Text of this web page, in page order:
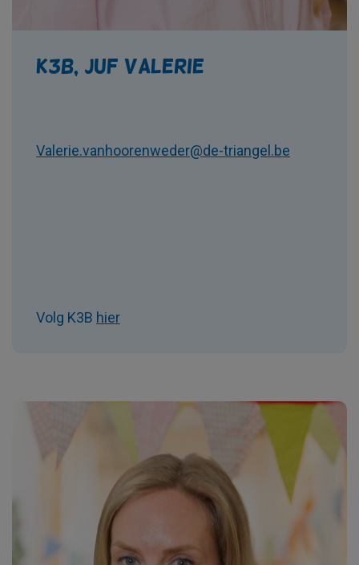
K3b, juf Valerie
Valerie.vanhoorenweder@de-triangel.be
Volg K3B hier